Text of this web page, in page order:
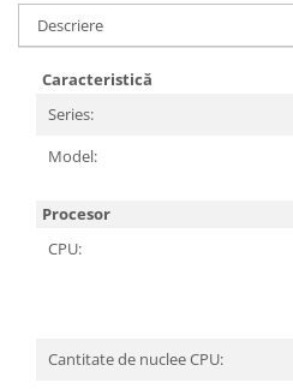
Hard Disc-uri
Carcase
Surse
Cooler
Servere & Componente
Componente Server
Descriere
Caracteristică
Series:
Model:
Procesor
CPU:
Cantitate de nuclee CPU: